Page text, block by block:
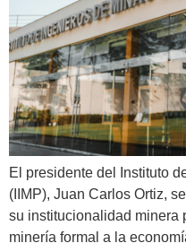
El presidente del Instituto
(IIMP), Juan Carlos Ortiz,
su institucionalidad minera
minería formal a la